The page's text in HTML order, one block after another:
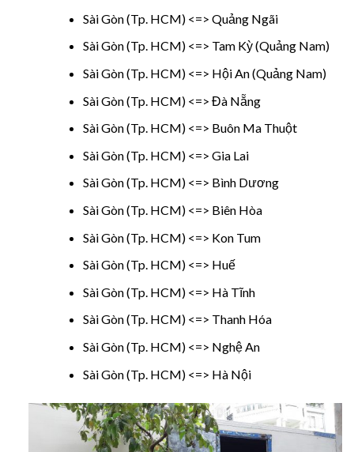
Sài Gòn (Tp. HCM) <=> Quảng Ngãi
Sài Gòn (Tp. HCM) <=> Tam Kỳ (Quảng Nam)
Sài Gòn (Tp. HCM) <=> Hội An (Quảng Nam)
Sài Gòn (Tp. HCM) <=> Đà Nẵng
Sài Gòn (Tp. HCM) <=> Buôn Ma Thuột
Sài Gòn (Tp. HCM) <=> Gia Lai
Sài Gòn (Tp. HCM) <=> Bình Dương
Sài Gòn (Tp. HCM) <=> Biên Hòa
Sài Gòn (Tp. HCM) <=> Kon Tum
Sài Gòn (Tp. HCM) <=> Huế
Sài Gòn (Tp. HCM) <=> Hà Tĩnh
Sài Gòn (Tp. HCM) <=> Thanh Hóa
Sài Gòn (Tp. HCM) <=> Nghệ An
Sài Gòn (Tp. HCM) <=> Hà Nội